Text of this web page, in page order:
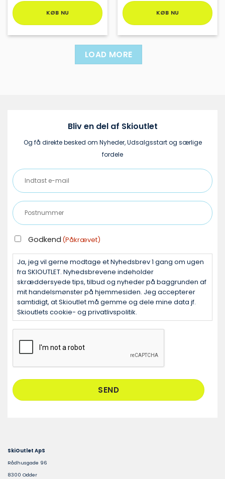
KØB NU
vare
varesiden
KØB NU
vare
LOAD MORE
Bliv en del af Skioutlet
Og få direkte besked om Nyheder, Udsalgsstart og særlige
fordele
Indtast
e-
mail
(Påkrævet)
Postnummer
(Påkrævet)
GODKEND
(PÅKRÆVET)
Godkend (Påkrævet)
Ja, jeg vil gerne modtage et Nyhedsbrev 1 gang om ugen
fra SKIOUTLET. Nyhedsbrevene indeholder
skræddersyede tips, tilbud og nyheder på baggrunden af
mit handelsmønster på hjemmesiden. Jeg accepterer
samtidigt, at Skioutlet må gemme og dele mine data jf.
Skioutlets cookie- og privatlivspolitik.
SkiOutlet ApS
Rådhusgade 96
8300 Odder